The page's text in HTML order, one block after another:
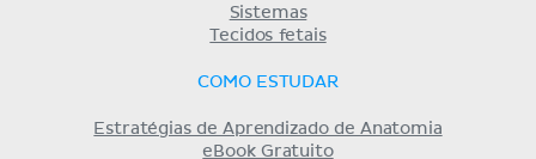
Sistemas
Tecidos fetais
COMO ESTUDAR
Estratégias de Aprendizado de Anatomia
eBook Gratuito